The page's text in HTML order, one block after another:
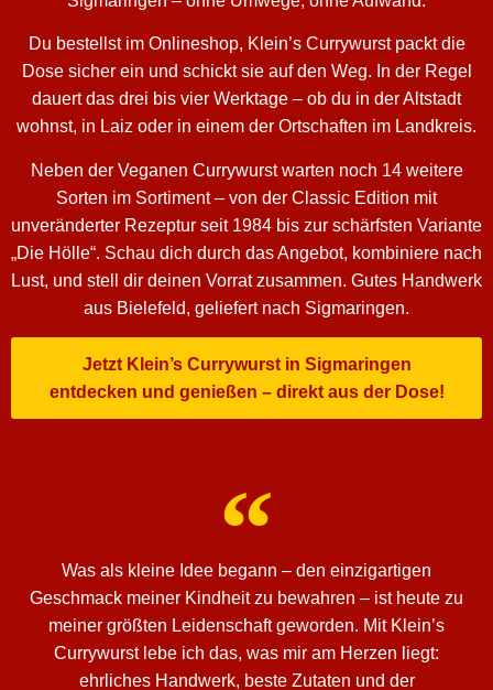
Du bestellst im Onlineshop, Klein’s Currywurst packt die
Dose sicher ein und schickt sie auf den Weg. In der Regel
dauert das drei bis vier Werktage – ob du in der Altstadt
wohnst, in Laiz oder in einem der Ortschaften im Landkreis.
Neben der Veganen Currywurst warten noch 14 weitere
Sorten im Sortiment – von der Classic Edition mit
unveränderter Rezeptur seit 1984 bis zur schärfsten Variante
„Die Hölle“. Schau dich durch das Angebot, kombiniere nach
Lust, und stell dir deinen Vorrat zusammen. Gutes Handwerk
aus Bielefeld, geliefert nach Sigmaringen.
Jetzt Klein’s Currywurst in Sigmaringen
entdecken und genießen – direkt aus der Dose!
Was als kleine Idee begann – den einzigartigen
Geschmack meiner Kindheit zu bewahren – ist heute zu
meiner größten Leidenschaft geworden. Mit Klein’s
Currywurst lebe ich das, was mir am Herzen liegt:
ehrliches Handwerk, beste Zutaten und der